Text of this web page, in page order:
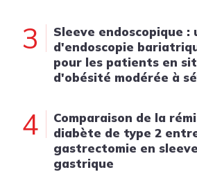
3
Sleeve endoscopique :
d'endoscopie
pour les patients en
d'obésité modérée à
4
Comparaison de la
diabète de type 2
gastrectomie en
gastrique